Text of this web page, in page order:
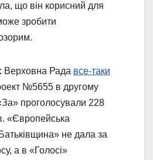
що він корисний для
зробити
Верховна Рада все-таки
№5655 в другому
проголосували 228
«Європейська
не дала за
а в «Голосі»